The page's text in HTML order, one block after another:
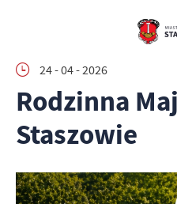
24 - 04 - 2026
Rodzinna
Staszowie